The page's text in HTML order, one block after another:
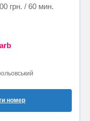
грн. / 60 мин.
номер